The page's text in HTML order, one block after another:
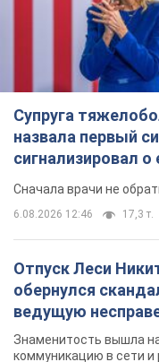
Сначала врачи не
6.08.2026 12:46 17,3 т.
Отпуск Леси
обернулся
ведущую
Знаменитость вышла
над "i"
6.08.2026 17:32 14,0 т.
"Динамо" с
квалификации
Видео
Матч прошел в